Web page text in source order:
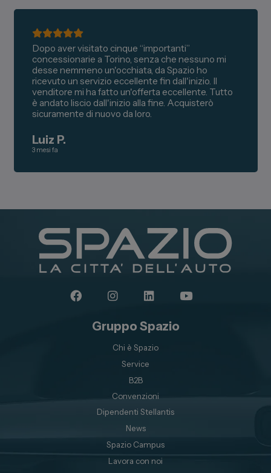
Dopo aver visitato cinque “importanti”
concessionarie a Torino, senza che nessuno mi
desse nemmeno un'occhiata, da Spazio ho
ricevuto un servizio eccellente fin dall'inizio. Il
venditore mi ha fatto un'offerta eccellente. Tutto
è andato liscio dall'inizio alla fine. Acquisterò
sicuramente di nuovo da loro.
Luiz P.
3 mesi fa
Gruppo Spazio
Chi è Spazio
Service
B2B
Convenzioni
Dipendenti Stellantis
News
Spazio Campus
Lavora con noi